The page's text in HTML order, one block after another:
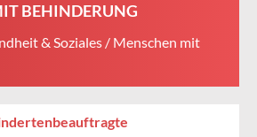
BEHINDERUNG
& Soziales / Menschen mit